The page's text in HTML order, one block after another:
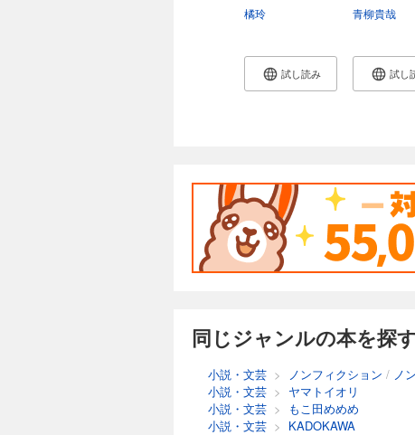
橘玲
試し読み
青柳貴哉
試し
同じジャンルの本を探
小説・文芸 > ノンフィクション / ノ
小説・文芸 > ヤマトイオリ
小説・文芸 >
もこ田めめめ
小説・文芸 > KADOKAWA